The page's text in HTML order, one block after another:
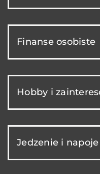
Finanse osobiste
Hobby i
Jedzenie i napoje